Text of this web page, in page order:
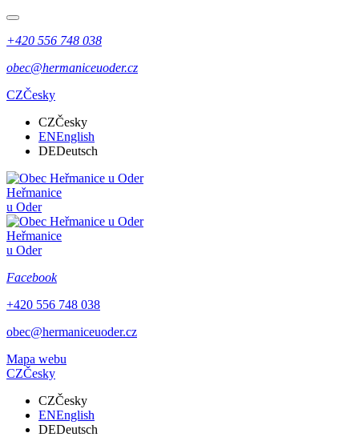
+420 556 748 038
obec@hermaniceuoder.cz
CZČesky
CZČesky
ENEnglish
DEDeutsch
Heřmanice
u Oder
Heřmanice
u Oder
Facebook
+420 556 748 038
obec@hermaniceuoder.cz
Mapa webu
CZČesky
CZČesky
ENEnglish
DEDeutsch